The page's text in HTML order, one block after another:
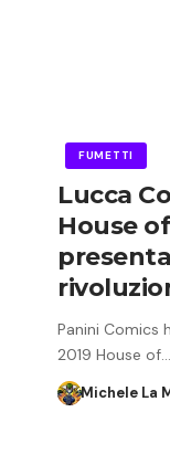
FUMETTI
Lucca
House
Panini Comics
2019 House of…
Michele La